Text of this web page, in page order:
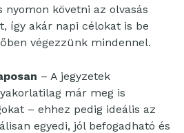
követni az olvasás
így akár napi célokat is be
végezzünk mindennel.
– A jegyzetek
már meg is
– ehhez pedig ideális az
egyedi, jól befogadható és